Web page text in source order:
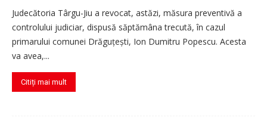
Judecătoria Târgu-Jiu a revocat, astăzi, măsura preventivă a
controlului judiciar, dispusă săptămâna trecută, în cazul
primarului comunei Drăguțești, Ion Dumitru Popescu. Acesta
va avea,...
Citiți mai mult